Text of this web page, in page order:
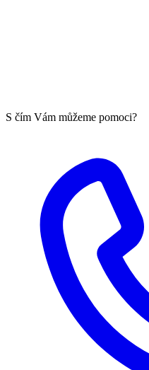
S čím Vám můžeme pomoci?